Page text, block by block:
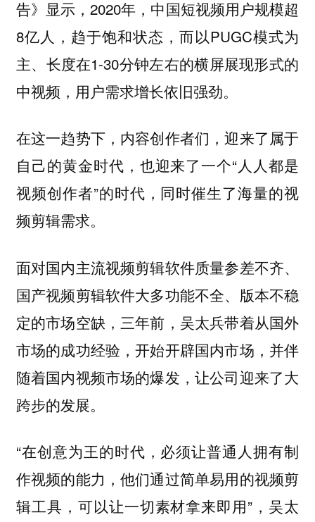
告》显示，2020年，中国短视频用户规模超
8亿人，趋于饱和状态，而以PUGC模式为
主、长度在1-30分钟左右的横屏展现形式的
中视频，用户需求增长依旧强劲。
在这一趋势下，内容创作者们，迎来了属于
自己的黄金时代，也迎来了一个“人人都是
视频创作者”的时代，同时催生了海量的视
频剪辑需求。
面对国内主流视频剪辑软件质量参差不齐、
国产视频剪辑软件大多功能不全、版本不稳
定的市场空缺，三年前，吴太兵带着从国外
市场的成功经验，开始开辟国内市场，并伴
随着国内视频市场的爆发，让公司迎来了大
跨步的发展。
“在创意为王的时代，必须让普通人拥有制
作视频的能力，他们通过简单易用的视频剪
辑工具，可以让一切素材拿来即用”，吴太